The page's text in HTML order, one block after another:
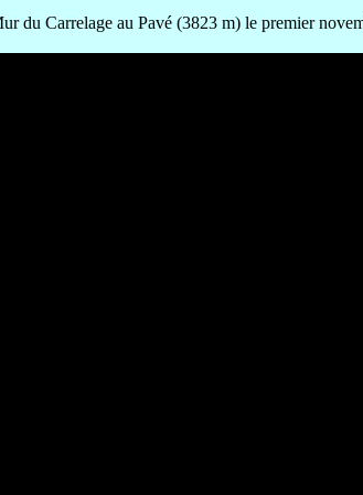
du Carrelage au Pavé (3823 m) le premier